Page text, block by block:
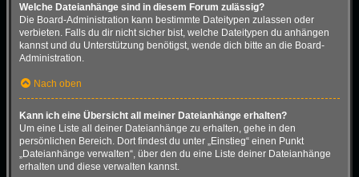
Welche Dateianhänge sind in diesem Forum zulässig?
Die Board-Administration kann bestimmte Dateitypen zulassen oder
verbieten. Falls du dir nicht sicher bist, welche Dateitypen du anhängen
kannst und du Unterstützung benötigst, wende dich bitte an die Board-
Administration.
Nach oben
Kann ich eine Übersicht all meiner Dateianhänge erhalten?
Um eine Liste all deiner Dateianhänge zu erhalten, gehe in den
persönlichen Bereich. Dort findest du unter „Einstieg“ einen Punkt
„Dateianhänge verwalten“, über den du eine Liste deiner Dateianhänge
erhalten und diese verwalten kannst.